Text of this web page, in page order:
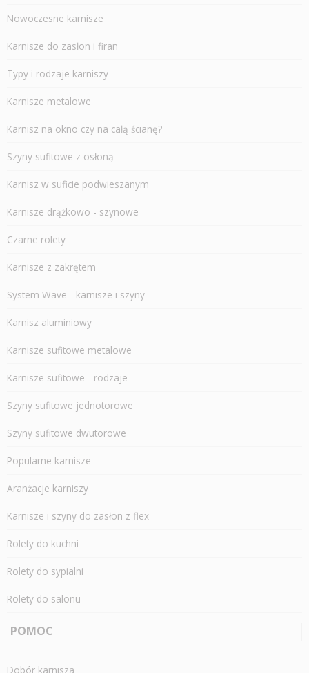
Nowoczesne karnisze
Karnisze do zasłon i firan
Typy i rodzaje karniszy
Karnisze metalowe
Karnisz na okno czy na całą ścianę?
Szyny sufitowe z osłoną
Karnisz w suficie podwieszanym
Karnisze drążkowo - szynowe
Czarne rolety
Karnisze z zakrętem
System Wave - karnisze i szyny
Karnisz aluminiowy
Karnisze sufitowe metalowe
Karnisze sufitowe - rodzaje
Szyny sufitowe jednotorowe
Szyny sufitowe dwutorowe
Popularne karnisze
Aranżacje karniszy
Karnisze i szyny do zasłon z flex
Rolety do kuchni
Rolety do sypialni
Rolety do salonu
POMOC
Dobór karnisza